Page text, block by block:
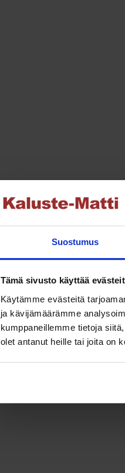
Suostumus
Tämä sivusto käyttää
Käytämme evästeitä
ja kävijämäärämme
kumppaneillemme tietoja
olet antanut heille tai joita on